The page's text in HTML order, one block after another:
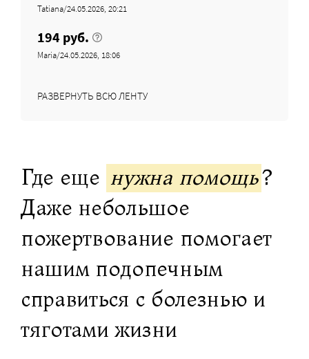
Tatiana/24.05.2026, 20:21
194 руб.
Maria/24.05.2026, 18:06
РАЗВЕРНУТЬ ВСЮ ЛЕНТУ
Где еще нужна помощь?
Даже небольшое
пожертвование помогает
нашим подопечным
справиться с болезнью и
тяготами жизни